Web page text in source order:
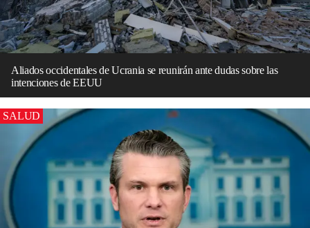
Aliados occidentales de Ucrania se reunirán ante dudas sobre las
intenciones de EEUU
SALUD